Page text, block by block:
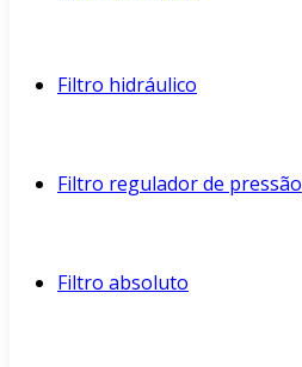
Filtro hidráulico
Filtro regulador de pressão
Filtro absoluto